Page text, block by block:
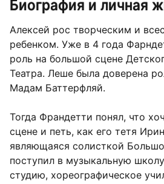
Биография и личная
Алексей рос творческим и
ребенком. Уже в 4 года
роль на большой сцене
Театра. Леше была доверена
Мадам Баттерфляй.
Тогда Франдетти понял, что
сцене и петь, как его тетя
являющаяся солисткой
поступил в музыкальную
студию, хореографическое